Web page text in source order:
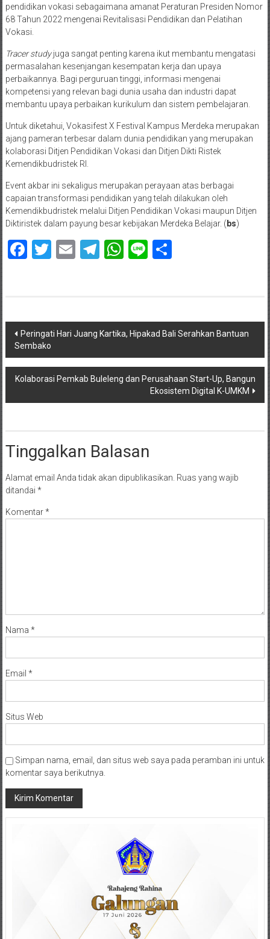
pendidikan vokasi sebagaimana amanat Peraturan Presiden Nomor
68 Tahun 2022 mengenai Revitalisasi Pendidikan dan Pelatihan
Vokasi.
Tracer studyjuga sangat penting karena ikut membantu mengatasi
permasalahan kesenjangan kesempatan kerja dan upaya
perbaikannya. Bagi perguruan tinggi, informasi mengenai
kompetensi yang relevan bagi dunia usaha dan industri dapat
membantu upaya perbaikan kurikulum dan sistem pembelajaran.
Untuk diketahui, Vokasifest X Festival Kampus Merdeka merupakan
ajang pameran terbesar dalam dunia pendidikan yang merupakan
kolaborasi Ditjen Pendidikan Vokasi dan Ditjen Dikti Ristek
Kemendikbudristek RI.
Event akbar ini sekaligus merupakan perayaan atas berbagai
capaian transformasi pendidikan yang telah dilakukan oleh
Kemendikbudristek melalui Ditjen Pendidikan Vokasi maupun Ditjen
Diktiristek dalam payung besar kebijakan Merdeka Belajar. ( bs)
Facebook
Twitter
EmailTelegram
WhatsApp
LineShare
Navigasi
pos
Peringati Hari Juang Kartika, Hipakad Bali Serahkan Bantuan
Sembako
Kolaborasi Pemkab Buleleng dan Perusahaan Start-Up, Bangun
Ekosistem Digital K-UMKM
Tinggalkan Balasan
Alamat email Anda tidak akan dipublikasikan. Ruas yang wajib
ditandai *
Komentar*
Nama *
Email *
Situs Web
Simpan nama, email, dan situs web saya pada peramban ini untuk
komentar saya berikutnya.